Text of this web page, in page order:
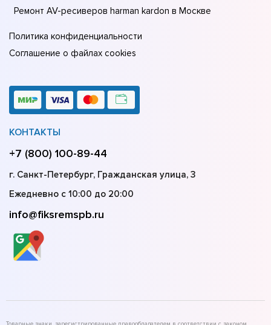
Ремонт AV-ресиверов harman kardon в Москве
Политика конфиденциальности
Соглашение о файлах cookies
КОНТАКТЫ
+7 (800) 100-89-44
г. Санкт-Петербург, Гражданская улица, 3
Ежедневно с 10:00 до 20:00
info@fiksremspb.ru